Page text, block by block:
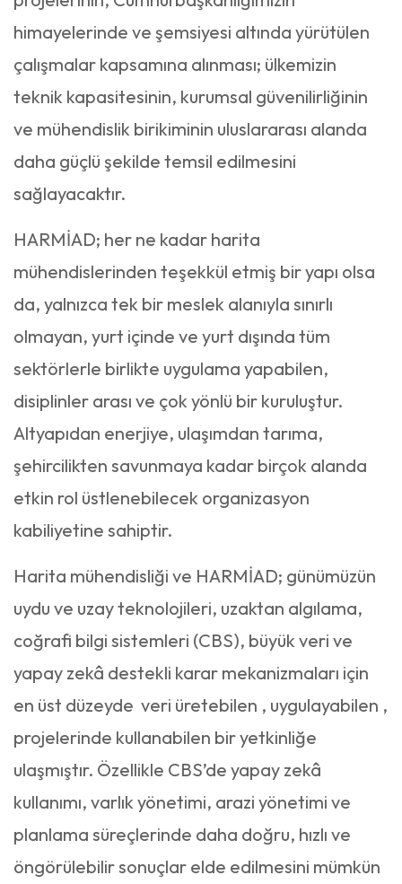
himayelerinde ve şemsiyesi altında yürütülen
çalışmalar kapsamına alınması; ülkemizin
teknik kapasitesinin, kurumsal güvenilirliğinin
ve mühendislik birikiminin uluslararası alanda
daha güçlü şekilde temsil edilmesini
sağlayacaktır.
HARMİAD; her ne kadar harita
mühendislerinden teşekkül etmiş bir yapı olsa
da, yalnızca tek bir meslek alanıyla sınırlı
olmayan, yurt içinde ve yurt dışında tüm
sektörlerle birlikte uygulama yapabilen,
disiplinler arası ve çok yönlü bir kuruluştur.
Altyapıdan enerjiye, ulaşımdan tarıma,
şehircilikten savunmaya kadar birçok alanda
etkin rol üstlenebilecek organizasyon
kabiliyetine sahiptir.
Harita mühendisliği ve HARMİAD; günümüzün
uydu ve uzay teknolojileri, uzaktan algılama,
coğrafi bilgi sistemleri (CBS), büyük veri ve
yapay zekâ destekli karar mekanizmaları için
en üst düzeyde veri üretebilen , uygulayabilen ,
projelerinde kullanabilen bir yetkinliğe
ulaşmıştır. Özellikle CBS’de yapay zekâ
kullanımı, varlık yönetimi, arazi yönetimi ve
planlama süreçlerinde daha doğru, hızlı ve
öngörülebilir sonuçlar elde edilmesini mümkün